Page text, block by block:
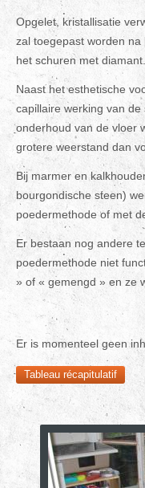
Opgelet, kristallisatie
zal toegepast worden
het schuren met diamant.
Naast het esthetische
capillaire werking van
onderhoud van de vloer
grotere weerstand dan
Bij marmer en
bourgondische steen)
poedermethode of met
Er bestaan nog andere
poedermethode niet
» of « gemengd » en ze
Er is momenteel geen
Tableau récapitulatif